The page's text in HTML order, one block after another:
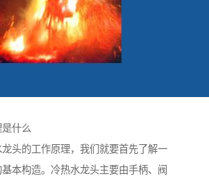
什么
头的工作原理，我们就要首先了解一
基本构造。冷热水龙头主要由手柄、阀